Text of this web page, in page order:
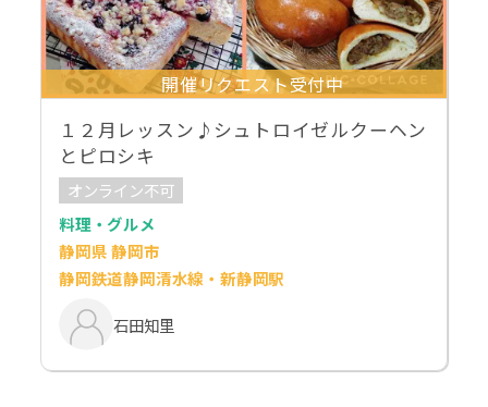
開催リクエスト受付中
１２月レッスン♪シュトロイゼルクーヘン
とピロシキ
オンライン不可
料理・グルメ
静岡県 静岡市
静岡鉄道静岡清水線・新静岡駅
石田知里